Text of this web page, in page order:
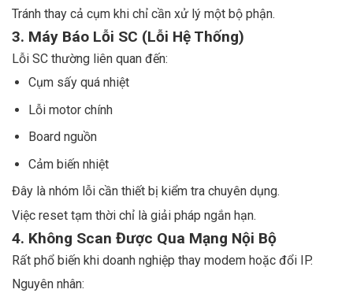
Tránh thay cả cụm khi chỉ cần xử lý một bộ phận.
3. Máy Báo Lỗi SC (Lỗi Hệ Thống)
Lỗi SC thường liên quan đến:
Cụm sấy quá nhiệt
Lỗi motor chính
Board nguồn
Cảm biến nhiệt
Đây là nhóm lỗi cần thiết bị kiểm tra chuyên dụng.
Việc reset tạm thời chỉ là giải pháp ngắn hạn.
4. Không Scan Được Qua Mạng Nội Bộ
Rất phổ biến khi doanh nghiệp thay modem hoặc đổi IP.
Nguyên nhân: